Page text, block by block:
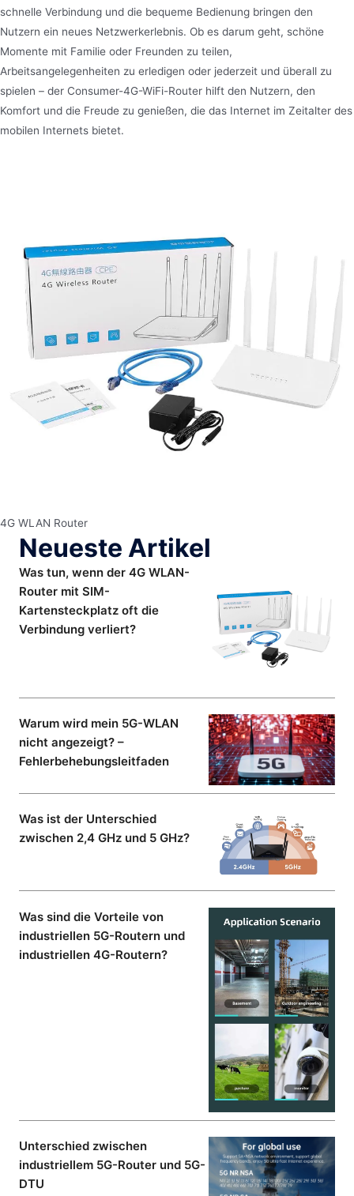
schnelle Verbindung und die bequeme Bedienung bringen den
Nutzern ein neues Netzwerkerlebnis. Ob es darum geht, schöne
Momente mit Familie oder Freunden zu teilen,
Arbeitsangelegenheiten zu erledigen oder jederzeit und überall zu
spielen – der Consumer-4G-WiFi-Router hilft den Nutzern, den
Komfort und die Freude zu genießen, die das Internet im Zeitalter des
mobilen Internets bietet.
4G WLAN Router
Neueste Artikel
Was tun, wenn der 4G WLAN-
Router mit SIM-
Kartensteckplatz oft die
Verbindung verliert?
Warum wird mein 5G-WLAN
nicht angezeigt? –
Fehlerbehebungsleitfaden
Was ist der Unterschied
zwischen 2,4 GHz und 5 GHz?
Was sind die Vorteile von
industriellen 5G-Routern und
industriellen 4G-Routern?
Unterschied zwischen
industriellem 5G-Router und 5G-
DTU